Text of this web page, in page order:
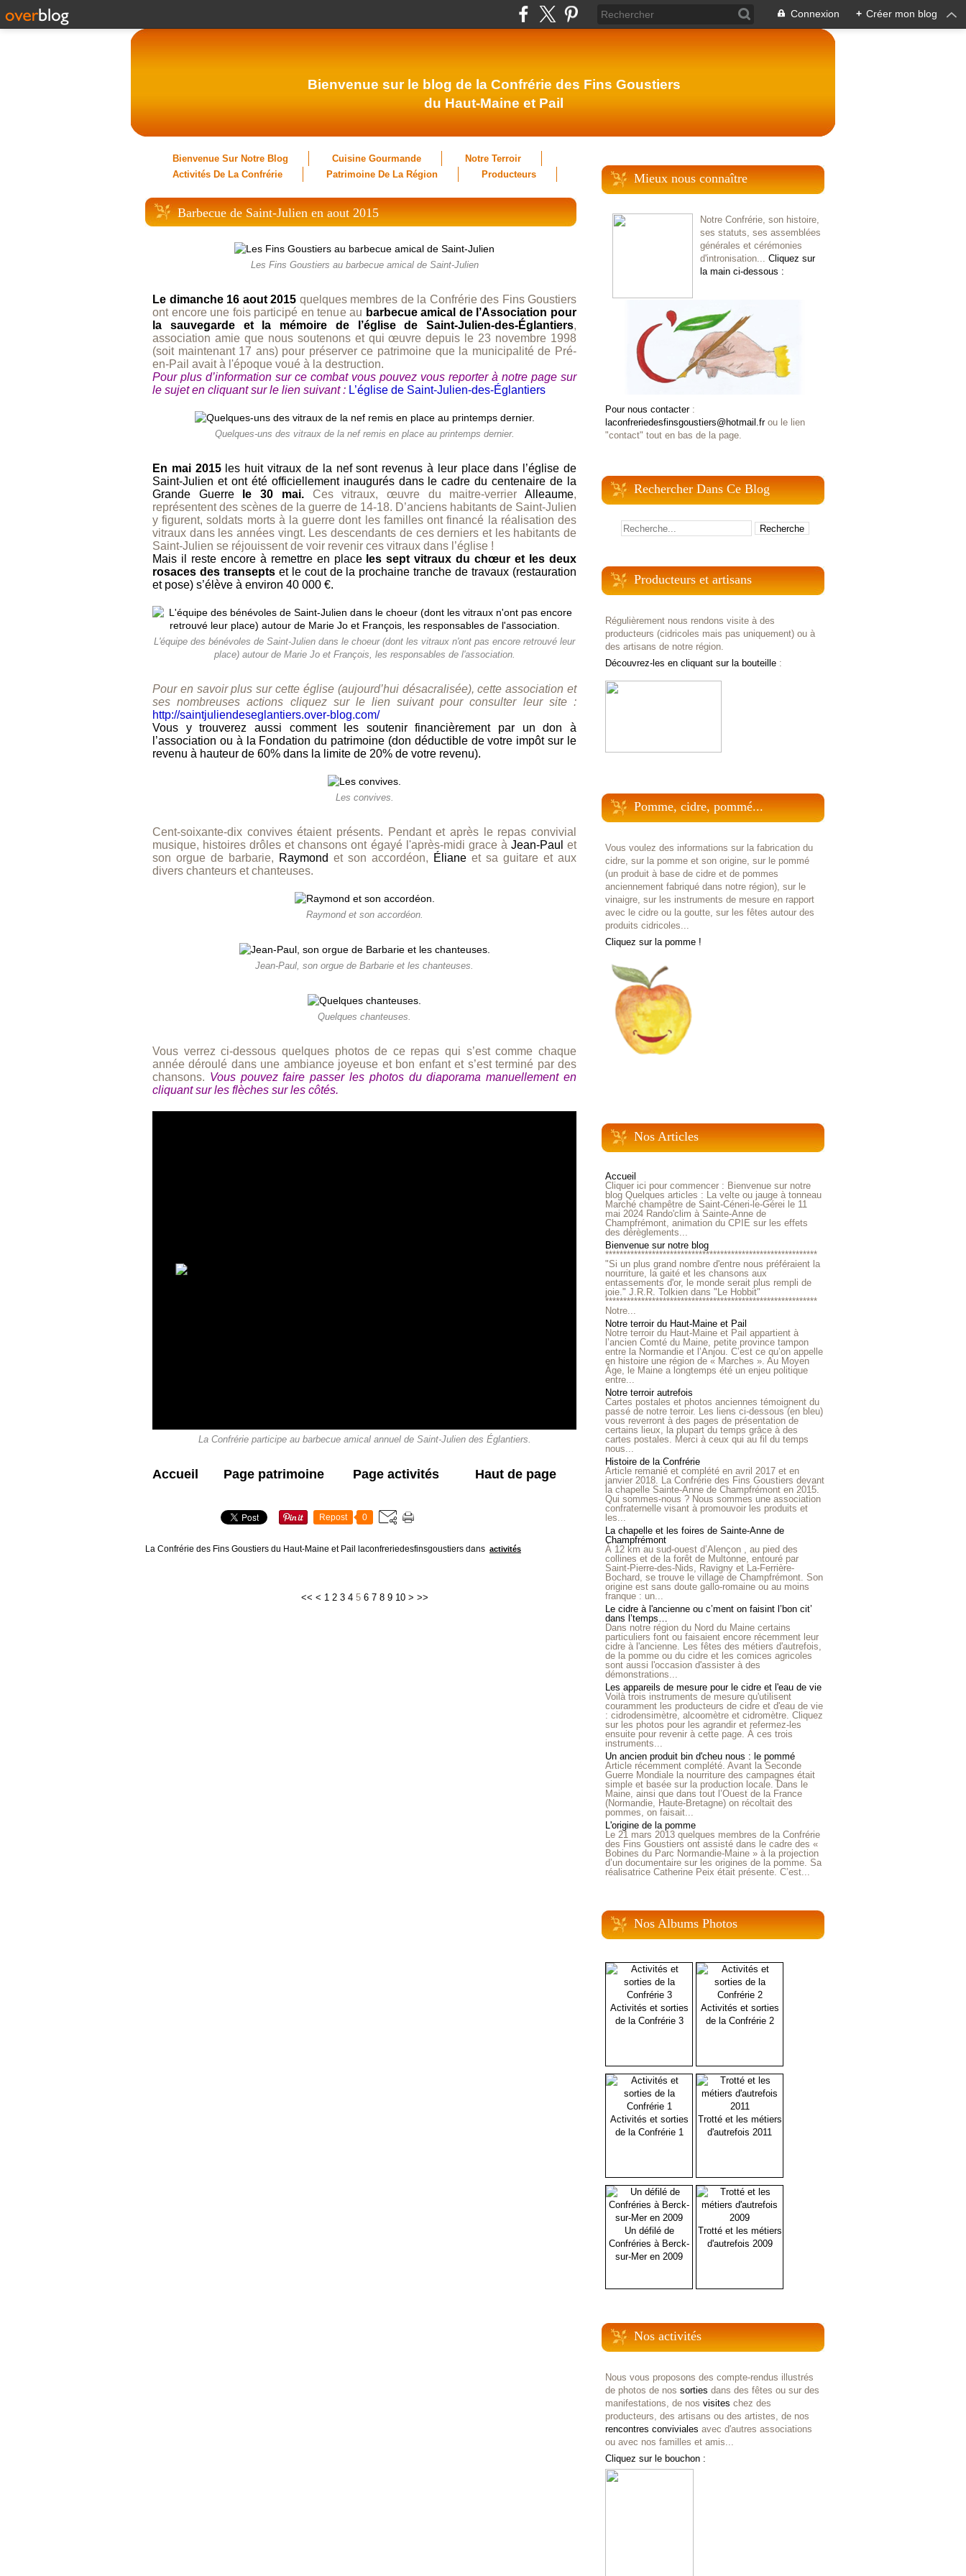
Connexion + Créer mon blog
Bienvenue sur le blog de la Confrérie des Fins Goustiers
du Haut-Maine et Pail
Bienvenue Sur Notre Blog Cuisine Gourmande
Notre Terroir
Activités De La Confrérie
Patrimoine De La Région Producteurs
Barbecue de Saint-Julien en aout 2015
Les Fins Goustiers au barbecue amical de Saint-Julien
Le dimanche 16 aout 2015 quelques membres de la Confrérie des Fins Goustiers
ont encore une fois participé en tenue au barbecue amical de l’Association pour
la sauvegarde et la mémoire de l’église de Saint-Julien-des-Églantiers,
association amie que nous soutenons et qui œuvre depuis le 23 novembre 1998
(soit maintenant 17 ans) pour préserver ce patrimoine que la municipalité de Pré-
en-Pail avait à l'époque voué à la destruction.
Pour plus d’information sur ce combat vous pouvez vous reporter à notre page sur
le sujet en cliquant sur le lien suivant : L’église de Saint-Julien-des-Églantiers
Quelques-uns des vitraux de la nef remis en place au printemps dernier.
En mai 2015 les huit vitraux de la nef sont revenus à leur place dans l’église de
Saint-Julien et ont été officiellement inaugurés dans le cadre du centenaire de la
Grande Guerre
le 30 mai. Ces vitraux, œuvre du maitre-verrierAlleaume,
représentent des scènes de la guerre de 14-18. D’anciens habitants de Saint-Julien
y figurent, soldats morts à la guerre dont les familles ont financé la réalisation des
vitraux dans les années vingt. Les descendants de ces derniers et les habitants de
Saint-Julien se réjouissent de voir revenir ces vitraux dans l’église !
Mais il reste encore à remettre en place les sept vitraux du chœur et les deux
rosaces des transeptset le cout de la prochaine tranche de travaux (restauration
et pose) s’élève à environ 40 000 €.
L'équipe des bénévoles de Saint-Julien dans le choeur (dont les vitraux n'ont pas encore retrouvé leur
place) autour de Marie Jo et François, les responsables de l'association.
Pour en savoir plus sur cette église (aujourd’hui désacralisée), cette association et
ses nombreuses actions cliquez sur le lien suivant pour consulter leur site :
http://saintjuliendeseglantiers.over-blog.com/
Vous y trouverez aussi comment les soutenir financièrement par un don à
l’association ou à la Fondation du patrimoine (don déductible de votre impôt sur le
revenu à hauteur de 60% dans la limite de 20% de votre revenu).
Les convives.
Cent-soixante-dix convives étaient présents. Pendant et après le repas convivial
musique, histoires drôles et chansons ont égayé l'après-midi grace à Jean-Paul et
son orgue de barbarie, Raymond et son accordéon, Éliane et sa guitare et aux
divers chanteurs et chanteuses.
Raymond et son accordéon.
Jean-Paul, son orgue de Barbarie et les chanteuses.
Quelques chanteuses.
Vous verrez ci-dessous quelques photos de ce repas qui s’est comme chaque
année déroulé dans une ambiance joyeuse et bon enfant et s’est terminé par des
chansons. Vous pouvez faire passer les photos du diaporama manuellement en
cliquant sur les flèches sur les côtés.
La Confrérie participe au barbecue amical annuel de Saint-Julien des Églantiers.
Accueil Page patrimoine Page activités Haut de page
Repost 0
La Confrérie des Fins Goustiers du Haut-Maine et Pail laconfreriedesfinsgoustiers dans activités
<< < 1 2 3 4 5 6 7 8 9 10 > >>
Mieux nous connaître
Notre Confrérie, son histoire,
ses statuts, ses assemblées
générales et cérémonies
d'intronisation... Cliquez sur
la main ci-dessous :
Pour nous contacter:
laconfreriedesfinsgoustiers@hotmail.frou le lien
"contact" tout en bas de la page.
Rechercher Dans Ce Blog
Producteurs et artisans
Régulièrement nous rendons visite à des
producteurs (cidricoles mais pas uniquement) ou à
des artisans de notre région.
Découvrez-les en cliquant sur la bouteille :
Pomme, cidre, pommé...
Vous voulez des informations sur la fabrication du
cidre, sur la pomme et son origine, sur le pommé
(un produit à base de cidre et de pommes
anciennement fabriqué dans notre région), sur le
vinaigre, sur les instruments de mesure en rapport
avec le cidre ou la goutte, sur les fêtes autour des
produits cidricoles...
Cliquez sur la pomme !
Nos Articles
Accueil
Cliquer ici pour commencer : Bienvenue sur notre
blog Quelques articles : La velte ou jauge à tonneau
Marché champêtre de Saint-Céneri-le-Gérei le 11
mai 2024 Rando'clim à Sainte-Anne de
Champfrémont, animation du CPIE sur les effets
des dérèglements...
Bienvenue sur notre blog
***********************************************************
"Si un plus grand nombre d'entre nous préféraient la
nourriture, la gaité et les chansons aux
entassements d'or, le monde serait plus rempli de
joie." J.R.R. Tolkien dans "Le Hobbit"
***********************************************************
Notre...
Notre terroir du Haut-Maine et Pail
Notre terroir du Haut-Maine et Pail appartient à
l’ancien Comté du Maine, petite province tampon
entre la Normandie et l’Anjou. C’est ce qu’on appelle
en histoire une région de « Marches ». Au Moyen
Âge, le Maine a longtemps été un enjeu politique
entre...
Notre terroir autrefois
Cartes postales et photos anciennes témoignent du
passé de notre terroir. Les liens ci-dessous (en bleu)
vous reverront à des pages de présentation de
certains lieux, la plupart du temps grâce à des
cartes postales. Merci à ceux qui au fil du temps
nous...
Histoire de la Confrérie
Article remanié et complété en avril 2017 et en
janvier 2018. La Confrérie des Fins Goustiers devant
la chapelle Sainte-Anne de Champfrémont en 2015.
Qui sommes-nous ? Nous sommes une association
confraternelle visant à promouvoir les produits et
les...
La chapelle et les foires de Sainte-Anne de
Champfrémont
À 12 km au sud-ouest d’Alençon , au pied des
collines et de la forêt de Multonne, entouré par
Saint-Pierre-des-Nids, Ravigny et La-Ferrière-
Bochard, se trouve le village de Champfrémont. Son
origine est sans doute gallo-romaine ou au moins
franque : un...
Le cidre à l'ancienne ou c’ment on faisint l’bon cit’
dans l’temps…
Dans notre région du Nord du Maine certains
particuliers font ou faisaient encore récemment leur
cidre à l'ancienne. Les fêtes des métiers d'autrefois,
de la pomme ou du cidre et les comices agricoles
sont aussi l'occasion d'assister à des
démonstrations...
Les appareils de mesure pour le cidre et l'eau de vie
Voilà trois instruments de mesure qu'utilisent
couramment les producteurs de cidre et d'eau de vie
: cidrodensimètre, alcoomètre et cidromètre. Cliquez
sur les photos pour les agrandir et refermez-les
ensuite pour revenir à cette page. À ces trois
instruments...
Un ancien produit bin d'cheu nous : le pommé
Article récemment complété. Avant la Seconde
Guerre Mondiale la nourriture des campagnes était
simple et basée sur la production locale. Dans le
Maine, ainsi que dans tout l’Ouest de la France
(Normandie, Haute-Bretagne) on récoltait des
pommes, on faisait...
L'origine de la pomme
Le 21 mars 2013 quelques membres de la Confrérie
des Fins Goustiers ont assisté dans le cadre des «
Bobines du Parc Normandie-Maine » à la projection
d’un documentaire sur les origines de la pomme. Sa
réalisatrice Catherine Peix était présente. C’est...
Nos Albums Photos
Activités et sorties
de la Confrérie 3
Activités et sorties
de la Confrérie 2
Activités et sorties
de la Confrérie 1
Trotté et les métiers
d'autrefois 2011
Un défilé de
Confréries à Berck-
sur-Mer en 2009
Trotté et les métiers
d'autrefois 2009
Nos activités
Nous vous proposons des compte-rendus illustrés
de photos de nos sorties dans des fêtes ou sur des
manifestations, de nos visites chez des
producteurs, des artisans ou des artistes, de nos
rencontres conviviales avec d'autres associations
ou avec nos familles et amis...
Cliquez sur le bouchon :